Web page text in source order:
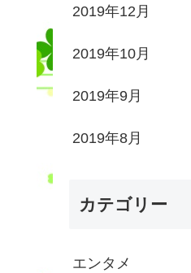
2019年12月
2019年10月
2019年9月
2019年8月
カテゴリー
エンタメ